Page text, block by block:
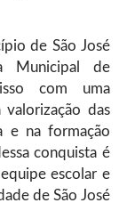
de São José
Municipal de
com uma
valorização das
e na formação
conquista é
escolar e
de São José